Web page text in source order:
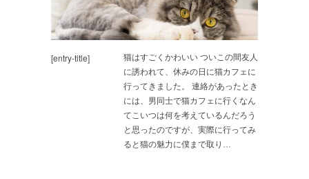
[entry-title]
猫はすごくかわいい ついこの間友人
に誘われて、休みの日に猫カフェに
行ってきました。 連絡があったとき
には、男同士で猫カフェに行くなん
てこいつは何を考えているんだろう
と思ったのですが、実際に行ってみ
ると猫の魅力に僕まで取り…